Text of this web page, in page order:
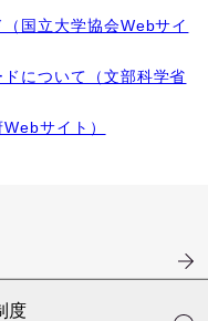
国立大学協会Webサイ
について（文部科学省
サイト）
度